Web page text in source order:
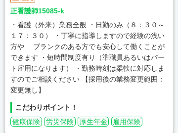
正看護師15085-k
・看護（外来）業務全般 ・日勤のみ（８：３０～
１７：３０） ・丁寧に指導しますので経験の浅い
方や ブランクのある方でも安心して働くことが
できます ・短時間制度有り（準職員あるいはパー
ト雇用になります） ・勤務時刻は柔軟に対応しま
すのでご相談ください 【採用後の業務変更範囲：
変更無し】
こだわりポイント！
健康保険
労災保険 厚生年金 雇用保険